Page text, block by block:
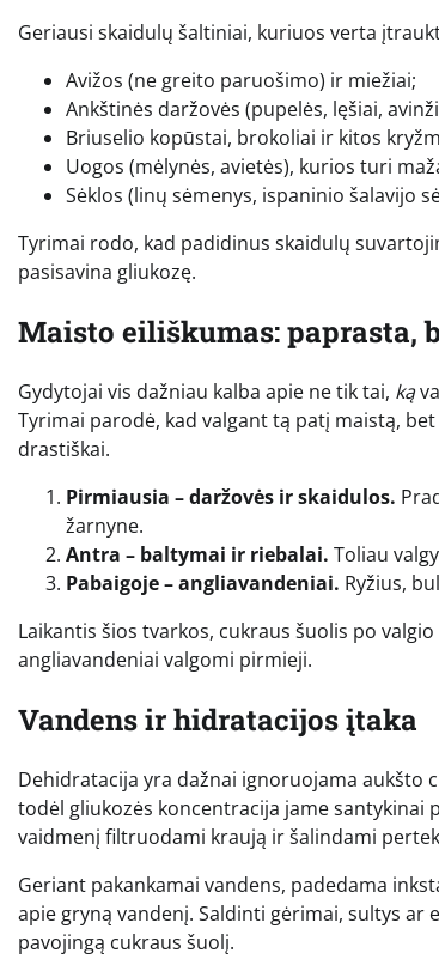
Geriausi skaidulų šaltiniai, kuriuos verta
Avižos (ne greito paruošimo) ir miežiai;
Ankštinės daržovės (pupelės, lęšiai,
Briuselio kopūstai, brokoliai ir kitos
Uogos (mėlynės, avietės), kurios turi
Sėklos (linų sėmenys, ispaninio šalavijo
Tyrimai rodo, kad padidinus skaidulų
pasisavina gliukozę.
Maisto eiliškumas: paprasta,
Gydytojai vis dažniau kalba apie ne tik tai, ką
Tyrimai parodė, kad valgant tą patį maistą,
drastiškai.
Pirmiausia – daržovės ir skaidulos.
žarnyne.
Antra – baltymai ir riebalai. Toliau
Pabaigoje – angliavandeniai. Ryžius,
Laikantis šios tvarkos, cukraus šuolis po
angliavandeniai valgomi pirmieji.
Vandens ir hidratacijos įtaka
Dehidratacija yra dažnai ignoruojama aukšto
todėl gliukozės koncentracija jame santykinai
vaidmenį filtruodami kraują ir šalindami
Geriant pakankamai vandens, padedama
apie gryną vandenį. Saldinti gėrimai, sultys ar
pavojingą cukraus šuolį.